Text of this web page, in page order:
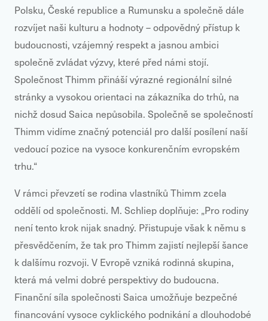
Polsku, České republice a Rumunsku a společně dále
rozvíjet naši kulturu a hodnoty – odpovědný přístup k
budoucnosti, vzájemný respekt a jasnou ambici
společně zvládat výzvy, které před námi stojí.
Společnost Thimm přináší výrazné regionální silné
stránky a vysokou orientaci na zákazníka do trhů, na
nichž dosud Saica nepůsobila. Společně se společností
Thimm vidíme značný potenciál pro další posílení naší
vedoucí pozice na vysoce konkurenčním evropském
trhu.“
V rámci převzetí se rodina vlastníků Thimm zcela
oddělí od společnosti. M. Schliep doplňuje: „Pro rodiny
není tento krok nijak snadný. Přistupuje však k němu s
přesvědčením, že tak pro Thimm zajistí nejlepší šance
k dalšímu rozvoji. V Evropě vzniká rodinná skupina,
která má velmi dobré perspektivy do budoucna.
Finanční síla společnosti Saica umožňuje bezpečné
financování vysoce cyklického podnikání a dlouhodobé